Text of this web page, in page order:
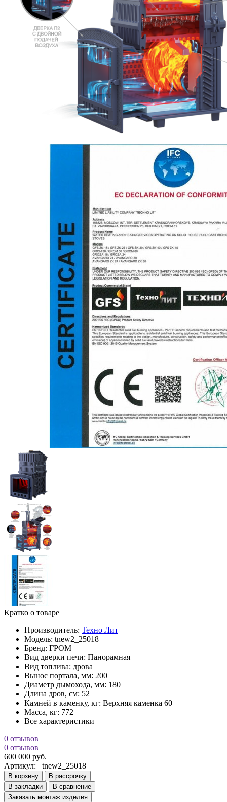
Кратко о товаре
Производитель: Техно Лит
Модель: tnew2_25018
Бренд: ГРОМ
Вид дверки печи: Панорамная
Вид топлива: дрова
Вынос портала, мм: 200
Диаметр дымохода, мм: 180
Длина дров, см: 52
Камней в каменку, кг: Верхняя каменка 60
Масса, кг: 772
Все характеристики
0 отзывов
0 отзывов
600 000 руб.
Артикул: tnew2_25018
В корзину
В рассрочку
В закладки
В сравнение
Заказать монтаж изделия